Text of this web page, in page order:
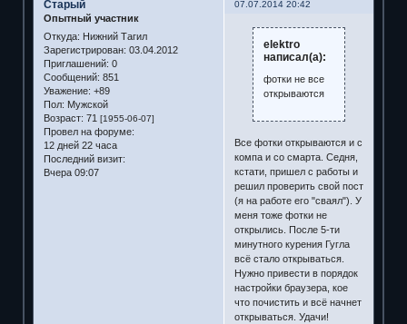
07.07.2014 20:42
Старый
Опытный участник
Откуда: Нижний Тагил
Зарегистрирован: 03.04.2012
Приглашений: 0
Сообщений: 851
Уважение: +89
Пол: Мужской
Возраст: 71 [1955-06-07]
Провел на форуме:
12 дней 22 часа
Последний визит:
Вчера 09:07
elektro
написал(а):
фотки не все
открываются
Все фотки открываются и с
компа и со смарта. Седня,
кстати, пришел с работы и
решил проверить свой пост
(я на работе его "сваял"). У
меня тоже фотки не
открылись. После 5-ти
минутного курения Гугла
всё стало открываться.
Нужно привести в порядок
настройки браузера, кое
что почистить и всё начнет
открываться. Удачи!